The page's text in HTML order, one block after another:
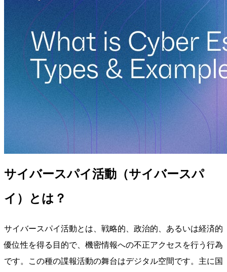
サイバースパイ活動（サイバースパ
イ）とは？
サイバースパイ活動とは、戦略的、政治的、あるいは経済的
優位性を得る目的で、機密情報への不正アクセスを行う行為
です。この種の諜報活動の舞台はデジタル空間です。主に国